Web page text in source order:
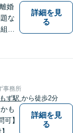
婚
な
ん
詳細を見
る
事務所
ず駅 から徒歩2分
も
】
詳細を見
る